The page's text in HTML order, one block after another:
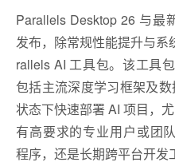
Parallels Desktop 26 与最
发布，除常规性能提升与
rallels AI 工具包。该工具
包括主流深度学习框架及
状态下快速部署 AI 项目，
有高要求的专业用户或团
程序，还是长期跨平台开